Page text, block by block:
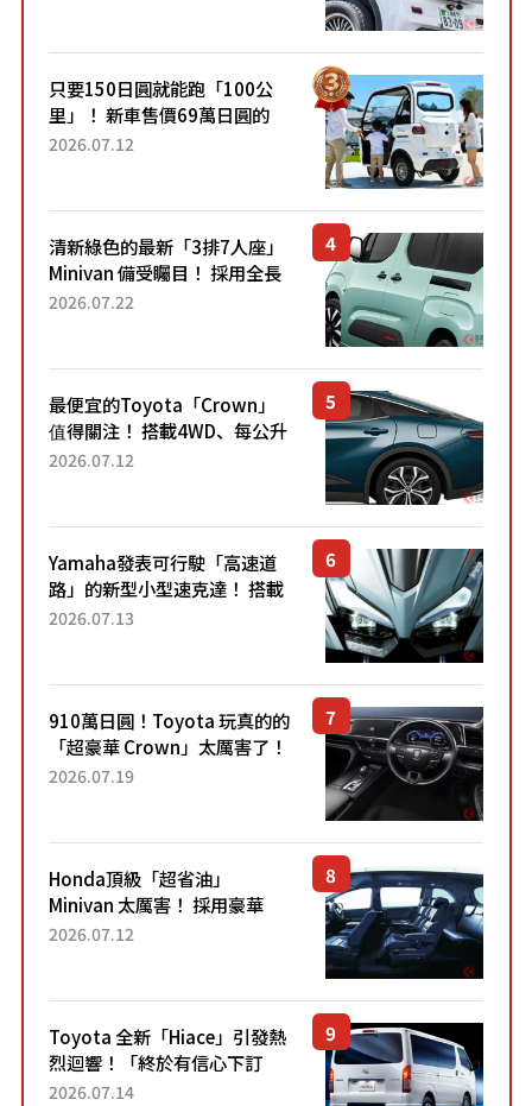
只要150日圓就能跑「100公
里」！ 新車售價69萬日圓的
「3人座」Trike大受歡迎！ 順
2026.07.12
清新綠色的最新「3排7人座」
Minivan 備受矚目！ 採用全長
4.7公尺剛剛好的車身尺寸與
2026.07.22
最便宜的Toyota「Crown」
值得關注！ 搭載4WD、每公升
22.4公里低油耗表現超亮眼！
2026.07.12
Yamaha發表可行駛「高速道
路」的新型小型速克達！ 搭載
能享受超強勁「渦輪感」的動
2026.07.13
910萬日圓！Toyota 玩真的的
「超豪華 Crown」太厲害了！
採用由「匠人技藝」打造的
2026.07.19
Honda頂級「超省油」
Minivan 太厲害！ 採用豪華
「真皮座椅」與專屬「黑色內
「三...
2026.07.12
Toyota 全新「Hiace」引發熱
烈迴響！「終於有信心下訂
了！」「哪個等級交車最
2026.07.14